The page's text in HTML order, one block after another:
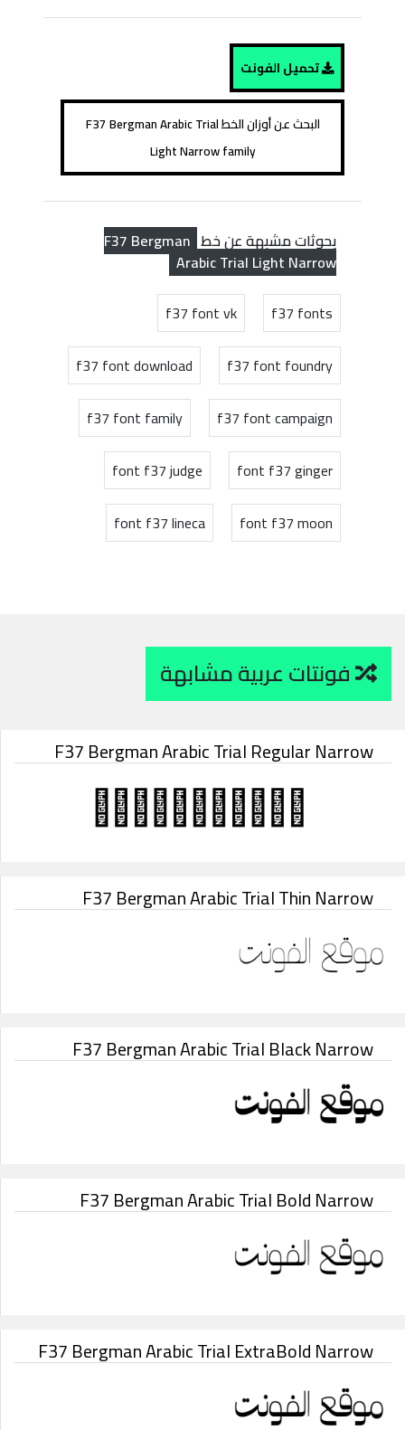
تحميل الفونت
البحث عن أوزان الخط F37 Bergman Arabic Trial
Light Narrow family
بحوثات مشبهة عن خط F37 Bergman
Arabic Trial Light Narrow
f37 fonts
f37 font vk
f37 font foundry
f37 font download
f37 font campaign
f37 font family
font f37 ginger
font f37 judge
font f37 moon
font f37 lineca
F37 Bergman Arabic Trial Regular Narrow
F37 Bergman Arabic Trial Thin Narrow
F37 Bergman Arabic Trial Black Narrow
F37 Bergman Arabic Trial Bold Narrow
F37 Bergman Arabic Trial ExtraBold Narrow